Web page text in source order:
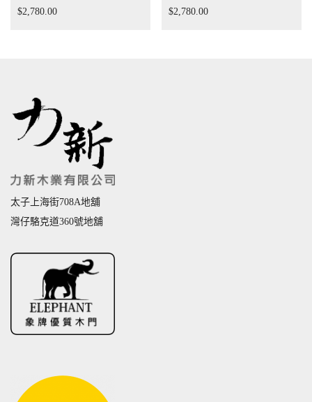
$2,780.00 $2,780.00
太子上海街708A地舖
灣仔駱克道360號地舖